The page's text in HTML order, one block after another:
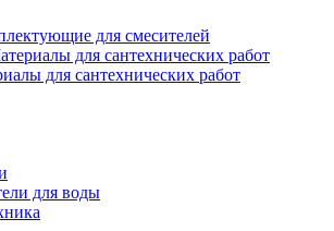
для смесителей
для сантехнических работ
для сантехнических работ
для воды